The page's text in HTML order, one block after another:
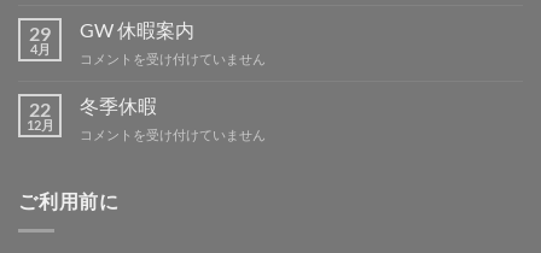
ー
ィ
グ
吉
29
4月
GW 休暇案内
GW
暇
案
内
コメントを受け付けていません
22
12月
冬季休暇
冬
暇
は
コメントを受け付けていません
ご利用前に